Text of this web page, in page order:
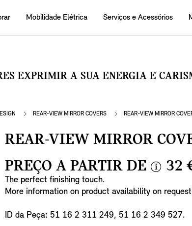
Mobilidade Elétrica Serviços e Acessórios
EXPRIMIR A SUA ENERGIA E
REAR-VIEW MIRROR COVERS REAR-VIEW MIRROR
REAR-VIEW MIRROR
PREÇO A PARTIR DE
n
o
32
The perfect finishing touch.
More information on product availability on
ID da Peça: 51 16 2 311 249, 51 16 2 349 527.